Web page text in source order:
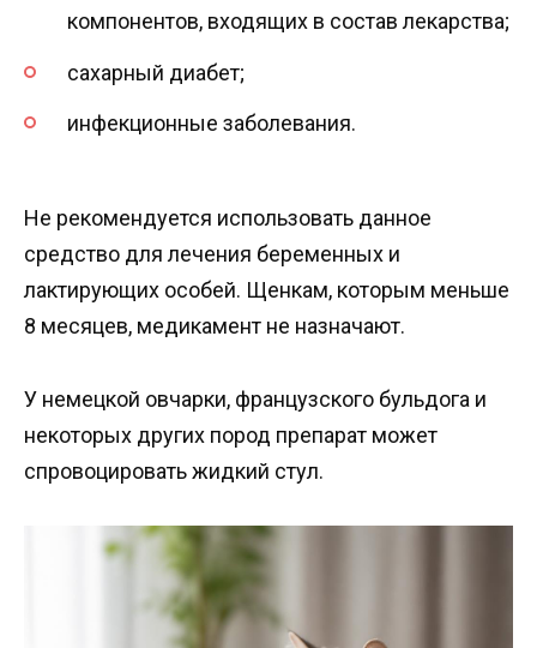
компонентов, входящих в состав лекарства;
сахарный диабет;
инфекционные заболевания.
Не рекомендуется использовать данное
средство для лечения беременных и
лактирующих особей. Щенкам, которым меньше
8 месяцев, медикамент не назначают.
У немецкой овчарки, французского бульдога и
некоторых других пород препарат может
спровоцировать жидкий стул.